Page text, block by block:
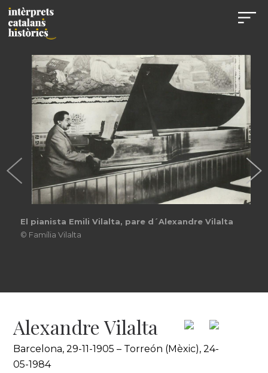
El pianista Emili Vilalta, pare d´Alexandre Vilalta
© Família Vilalta
Alexandre Vilalta
Barcelona, 29-11-1905 – Torreón (Mèxic), 24-
05-1984